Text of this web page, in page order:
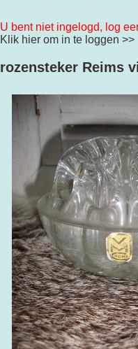
U bent niet ingelogd, log
Klik hier om in te loggen >>
rozensteker Reims